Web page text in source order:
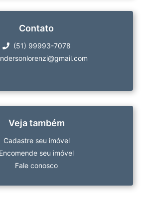
Contato
(51) 99993-7078
Veja também
Cadastre seu imóvel
Encomende seu imóvel
Fale conosco